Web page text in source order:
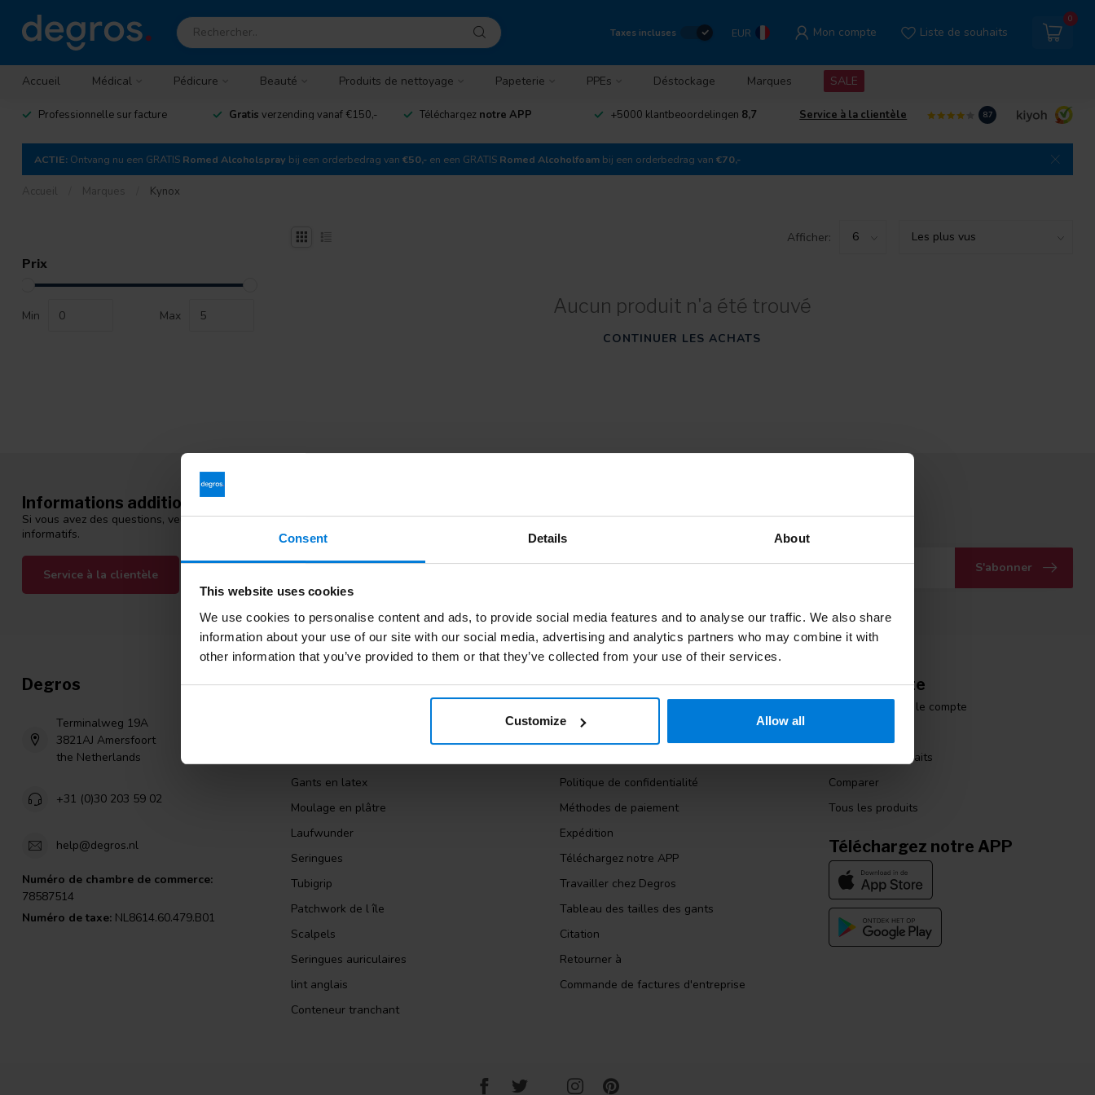
Consent Details About
This website uses cookies
We use cookies to personalise content and ads, to provide social media features and to analyse our traffic. We also share
information about your use of our site with our social media, advertising and analytics partners who may combine it with
other information that you’ve provided to them or that they’ve collected from your use of their services.
Customize Allow all
Taxes incluses EUR Mon compte Liste de souhaits
0
Accueil Médical Pédicure Beauté Produits de nettoyage Papeterie PPEs Déstockage Marques SALE
Professionnelle sur facture Gratis verzending vanaf €150,- Téléchargez notre APP +5000 klantbeoordelingen 8,7 Service à la clientèle 8.7
ACTIE: Ontvang nu een GRATIS Romed Alcoholspray bij een orderbedrag van €50,- en een GRATIS Romed Alcoholfoam bij een orderbedrag van €70,-
Accueil Marques Kynox
Prix
Min Max
Afficher:
Aucun produit n'a été trouvé
CONTINUER LES ACHATS
Informations additionnelles
Si vous avez des questions, veuillez contacter notre équipe du service clientèle. Ou consultez nos blogs
informatifs.
Service à la clientèle S'abonner
Degros
Terminalweg 19A
3821AJ Amersfoort
the Netherlands
+31 (0)30 203 59 02
help@degros.nl
Numéro de chambre de commerce:
78587514
Numéro de taxe: NL8614.60.479.B01
Catégories
Gants en latex
Moulage en plâtre
Laufwunder
Seringues
Tubigrip
Patchwork de l île
Scalpels
Seringues auriculaires
lint anglais
Conteneur tranchant
Informations
Conditions générales
Politique de confidentialité
Méthodes de paiement
Expédition
Téléchargez notre APP
Travailler chez Degros
Tableau des tailles des gants
Citation
Retourner à
Commande de factures d'entreprise
Mon compte
Informations sur le compte
Ma liste de souhaits
Comparer
Tous les produits
Téléchargez notre APP